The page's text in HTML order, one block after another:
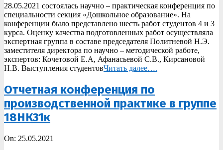
31
28.05.2021 состоялась научно – практическая конференция по
специальности секция «Дошкольное образование». На
конференции было представлено шесть работ студентов 4 и 3
курса. Оценку качества подготовленных работ осуществляла
экспертная группа в составе председателя Политневой Н.Э.
заместителя директора по научно – методической работе,
экспертов: Кочетовой Е.А, Афанасьевой С.В., Кирсановой
Н.В. Выступления студентовЧитать далее….
Отчетная конференция по
производственной практике в группе
18НК31к
2021-
On: 25.05.2021